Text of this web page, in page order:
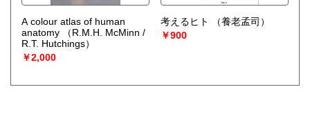
A colour atlas of human
anatomy
（R.M.H. McMinn /
R.T. Hutchings）
￥2,000
考えるヒト
（養老孟司）
￥900